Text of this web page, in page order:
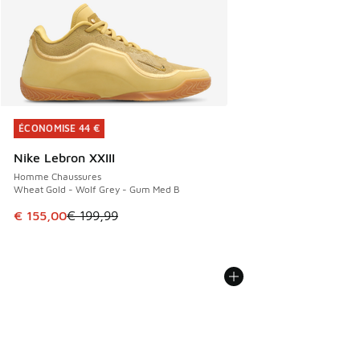
ÉCONOMISE 44 €
Nike Lebron XXIII
Homme Chaussures
Wheat Gold - Wolf Grey - Gum Med B
Cet article est en promotion. Prix en baisse de € 199,99 à
€ 155,00€ 199,99
ÉCONOMISE 44 €